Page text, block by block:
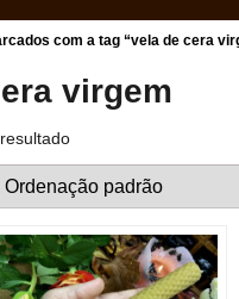
com a tag “vela de cera
virgem